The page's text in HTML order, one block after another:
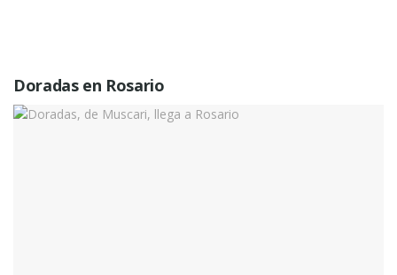
Doradas en Rosario